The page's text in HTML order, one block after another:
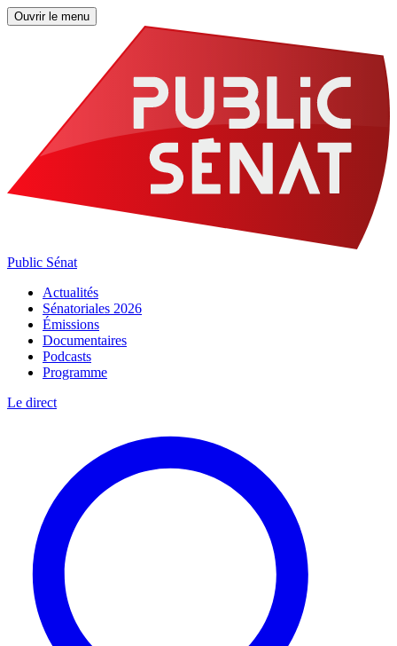
Ouvrir le menu
Public Sénat
Actualités
Sénatoriales 2026
Émissions
Documentaires
Podcasts
Programme
Le direct